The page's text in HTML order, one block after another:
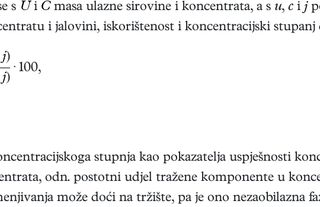
s U i Cmasa ulazne sirovine i koncentrata, a s u, c i j
i jalovini, iskorištenost i koncentracijski stupanj
j)
j)
· 100,
stupnja kao pokazatelja uspješnosti
odn. postotni udjel tražene komponente u
može doći na tržište, pa je ono nezaobilazna